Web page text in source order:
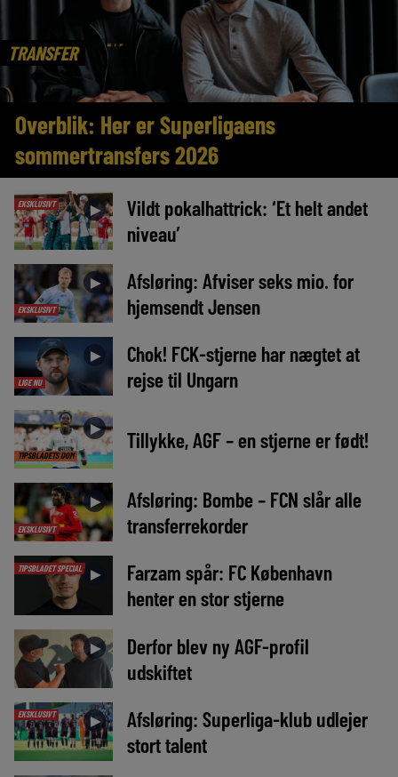
TRANSFER
Overblik: Her er Superligaens
sommertransfers 2026
EKSKLUSIVT ►
Vildt pokalhattrick: ‘Et helt andet
niveau’
EKSKLUSIVT
►
Afsløring: Afviser seks mio. for
hjemsendt Jensen
LIGE NU
►
Chok! FCK-stjerne har nægtet at
rejse til Ungarn
TIPSBLADETS DOM
► Tillykke, AGF – en stjerne er født!
EKSKLUSIVT
►
Afsløring: Bombe – FCN slår alle
transferrekorder
TIPSBLADET SPECIAL ►
Farzam spår: FC København
henter en stor stjerne
►
Derfor blev ny AGF-profil
udskiftet
EKSKLUSIVT ►
Afsløring: Superliga-klub udlejer
stort talent